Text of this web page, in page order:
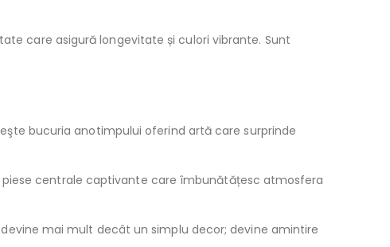
care asigură longevitate și culori vibrante. Sunt
bucuria anotimpului oferind artă care surprinde
piese centrale captivante care îmbunătățesc atmosfera
mai mult decât un simplu decor; devine amintire